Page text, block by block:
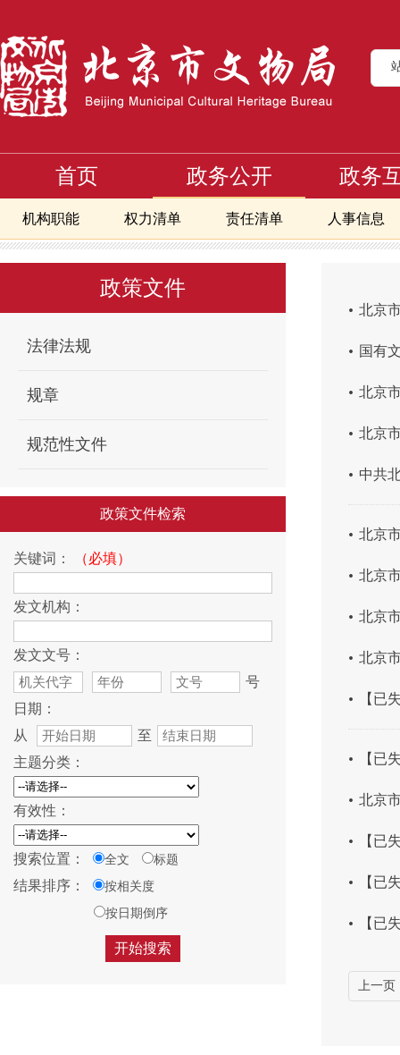
首页 政务公开
机构职能 权力清单 责任清单 人事信息
政府网站工作报告 重点领域
政务
首页>政务公开 政策文件
政策文件
法律法规
规章
规范性文件
政策文件检索
关键词： （必填）
发文机构：
发文文号：
号
日期：
从
至
主题分类：
有效性：
搜索位置： 全文 标题
结果排序：
按相关度
按日期倒序
. 北京
. 国有
. 北京
. 北京
. 中共
. 北京
. 北京
. 北京
. 北京
. 【已
. 【已
. 北京
. 【已
. 【已
. 【已
上一页